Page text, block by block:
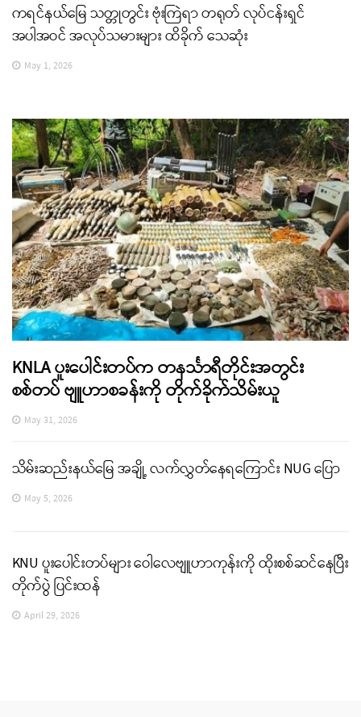
ကရင်နယ်မြေ သတ္တုတွင်း ဗုံးကြဲရာ တရုတ် လုပ်ငန်းရှင်
အပါအဝင် အလုပ်သမားများ ထိခိုက် သေဆုံး
May 1, 2026
KNLA ပူးပေါင်းတပ်က တနင်္သာရီတိုင်းအတွင်း
စစ်တပ် ဗျူဟာစခန်းကို တိုက်ခိုက်သိမ်းယူ
May 31, 2026
သိမ်းဆည်းနယ်မြေ အချို့ လက်လွှတ်နေရကြောင်း NUG ပြော
May 5, 2026
KNU ပူးပေါင်းတပ်များ ဝေါလေဗျူဟာကုန်းကို ထိုးစစ်ဆင်နေပြီး
တိုက်ပွဲ ပြင်းထန်
April 29, 2026